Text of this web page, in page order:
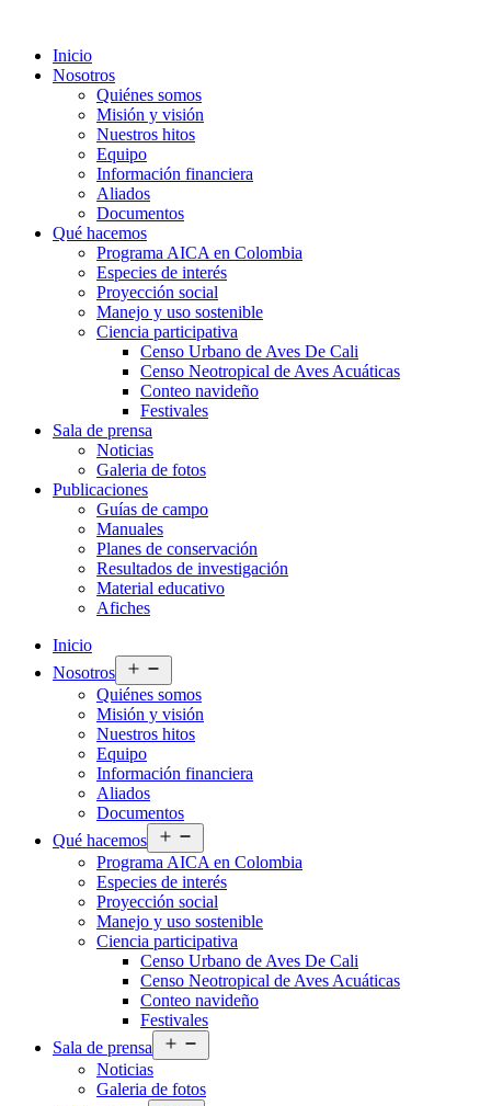
Inicio
Nosotros
Quiénes somos
Misión y visión
Nuestros hitos
Equipo
Información financiera
Aliados
Documentos
Qué hacemos
Programa AICA en Colombia
Especies de interés
Proyección social
Manejo y uso sostenible
Ciencia participativa
Censo Urbano de Aves De Cali
Censo Neotropical de Aves Acuáticas
Conteo navideño
Festivales
Sala de prensa
Noticias
Galeria de fotos
Publicaciones
Guías de campo
Manuales
Planes de conservación
Resultados de investigación
Material educativo
Afiches
Inicio
Nosotros
el
menú
Quiénes somos
Misión y visión
Nuestros hitos
Equipo
Información financiera
Aliados
Documentos
Qué hacemos
el
menú
Programa AICA en Colombia
Especies de interés
Proyección social
Manejo y uso sostenible
Ciencia participativa
Censo Urbano de Aves De Cali
Censo Neotropical de Aves Acuáticas
Conteo navideño
Festivales
Sala de prensa
el
Noticias
Galeria de fotos